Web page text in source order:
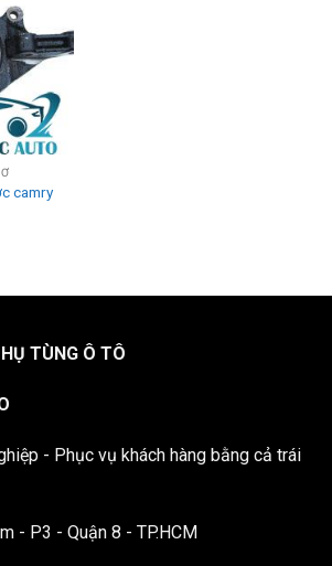
camry
TÙNG Ô TÔ
- Phục vụ khách hàng bằng cả trái
- P3 - Quận 8 - TP.HCM